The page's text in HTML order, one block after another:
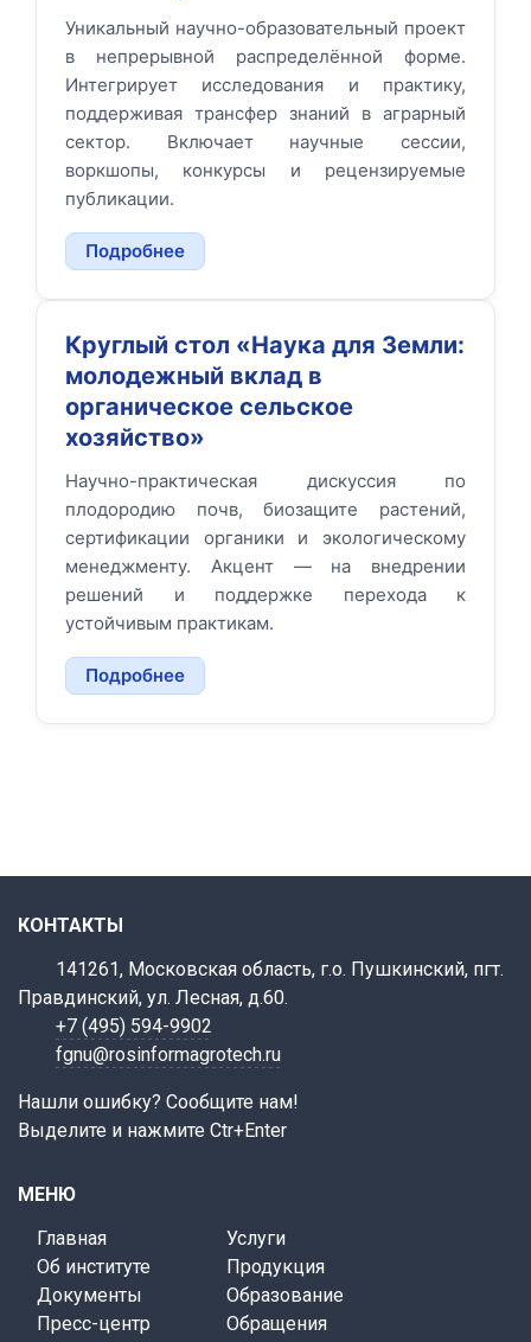
Уникальный научно-образовательный проект
в непрерывной распределённой форме.
Интегрирует исследования и практику,
поддерживая трансфер знаний в аграрный
сектор. Включает научные сессии,
воркшопы, конкурсы и рецензируемые
публикации.
Подробнее
Круглый стол «Наука для Земли:
молодежный вклад в
органическое сельское
хозяйство»
Научно-практическая дискуссия по
плодородию почв, биозащите растений,
сертификации органики и экологическому
менеджменту. Акцент — на внедрении
решений и поддержке перехода к
устойчивым практикам.
Подробнее
КОНТАКТЫ
141261, Московская область, г.о. Пушкинский, пгт.
Правдинский, ул. Лесная, д.60.
+7 (495) 594-9902
fgnu@rosinformagrotech.ru
Нашли ошибку? Сообщите нам!
Выделите и нажмите Ctr+Enter
МЕНЮ
Главная
Услуги
Об институте
Продукция
Документы
Образование
Пресс-центр
Обращения